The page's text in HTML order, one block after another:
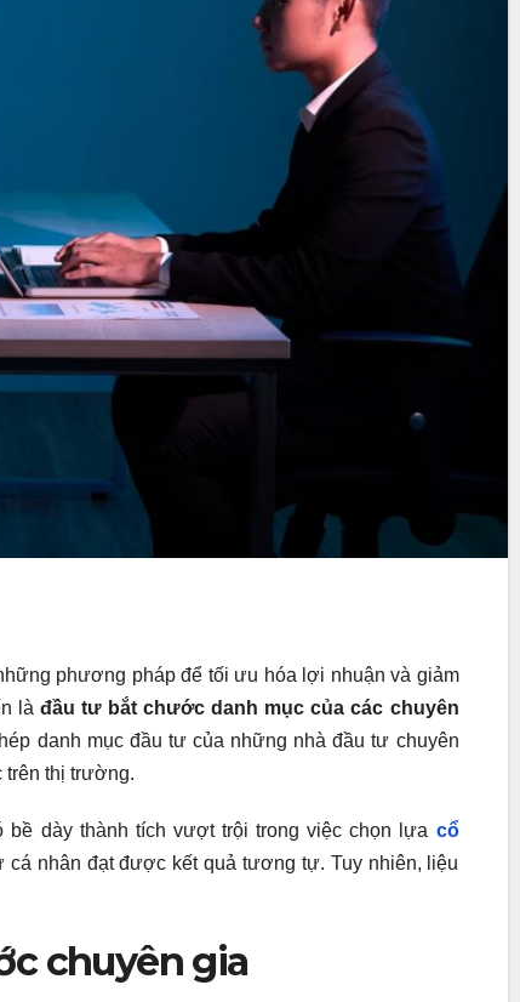
phương pháp để tối ưu hóa lợi nhuận và giảm
làđầu tư bắt chước danh mục của các chuyên
danh mục đầu tư của những nhà đầu tư chuyên
trên thị trường.
dày thành tích vượt trội trong việc chọn lựa cổ
cá nhân đạt được kết quả tương tự. Tuy nhiên, liệu
chuyên gia